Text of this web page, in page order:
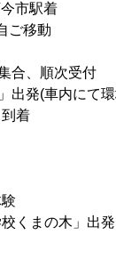
市駅着
ご移動
合、順次受付
発(車内にて
着
くまの木」出発